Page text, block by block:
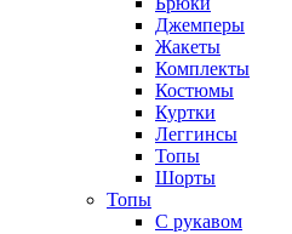
Джемперы
Жакеты
Комплекты
Костюмы
Куртки
Леггинсы
Топы
Шорты
Топы
C рукавом